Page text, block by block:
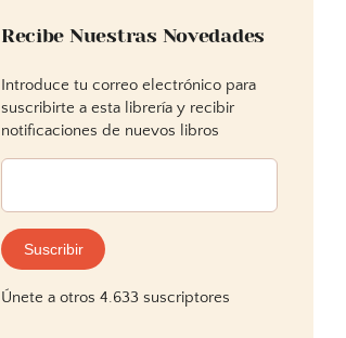
Recibe Nuestras Novedades
Introduce tu correo electrónico para
suscribirte a esta librería y recibir
notificaciones de nuevos libros
Dirección
correo
electrónico:
Suscribir
Únete a otros 4.633 suscriptores